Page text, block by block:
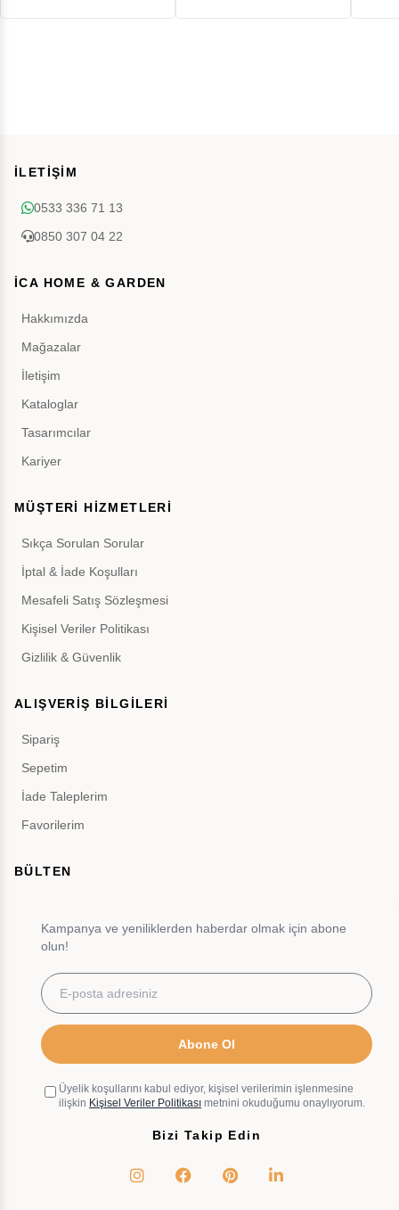
İLETİŞİM
0533 336 71 13
0850 307 04 22
İCA HOME & GARDEN
Hakkımızda
Mağazalar
İletişim
Kataloglar
Tasarımcılar
Kariyer
MÜŞTERİ HİZMETLERİ
Sıkça Sorulan Sorular
İptal & İade Koşulları
Mesafeli Satış Sözleşmesi
Kişisel Veriler Politikası
Gizlilik & Güvenlik
ALIŞVERİŞ BİLGİLERİ
Sipariş
Sepetim
İade Taleplerim
Favorilerim
BÜLTEN
Kampanya ve yeniliklerden haberdar olmak için abone
olun!
Abone Ol
Üyelik koşullarını kabul ediyor, kişisel verilerimin işlenmesine
ilişkin Kişisel Veriler Politikası metnini okuduğumu onaylıyorum.
Bizi Takip Edin